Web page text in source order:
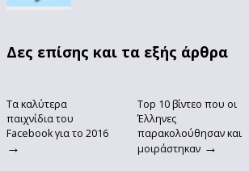
Δες επίσης και τα εξής άρθρα
Τα καλύτερα
παιχνίδια του
Facebook για το 2016
→
Top 10 βίντεο που οι
Έλληνες
παρακολούθησαν και
μοιράστηκαν →